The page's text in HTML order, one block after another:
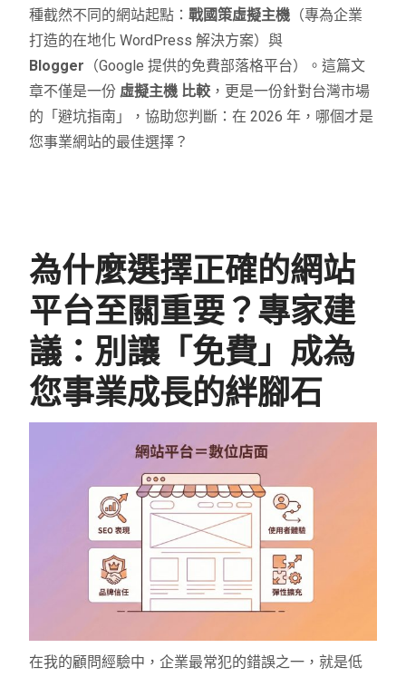
種截然不同的網站起點：戰國策虛擬主機 （專為企業
打造的在地化 WordPress 解決方案）與
Blogger （Google 提供的免費部落格平台）。這篇文
章不僅是一份 虛擬主機 比較 ，更是一份針對台灣市場
的「避坑指南」，協助您判斷：在 2026 年，哪個才是
您事業網站的最佳選擇？
為什麼選擇正確的網站
平台至關重要？專家建
議：別讓「免費」成為
您事業成長的絆腳石
在我的顧問經驗中，企業最常犯的錯誤之一，就是低